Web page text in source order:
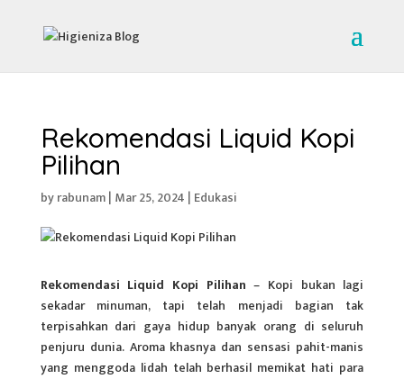
Rekomendasi Liquid Kopi
Pilihan
byrabunam| Mar 25, 2024 | Edukasi
Rekomendasi Liquid Kopi Pilihan – Kopi bukan lagi
sekadar minuman, tapi telah menjadi bagian tak
terpisahkan dari gaya hidup banyak orang di seluruh
penjuru dunia. Aroma khasnya dan sensasi pahit-manis
yang menggoda lidah telah berhasil memikat hati para